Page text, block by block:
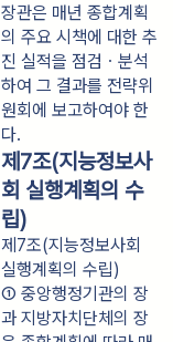
장관은 매년 종합계획
의 주요 시책에 대한 추
진 실적을 점검ㆍ분석
하여 그 결과를 전략위
원회에 보고하여야 한
다.
제7조(지능정보사
회 실행계획의 수
립)
제7조(지능정보사회
실행계획의 수립)
① 중앙행정기관의 장
과 지방자치단체의 장